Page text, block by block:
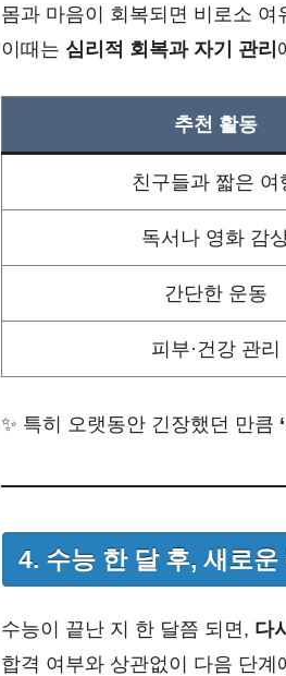
몸과 마음이 회복되면 비로소 여
이때는 심리적 회복과 자기 관리
추천 활동
친구들과 짧은 여
독서나 영화 감
간단한 운동
피부·건강 관리
✨ 특히 오랫동안 긴장했던 만큼
4. 수능 한 달 후, 새로운
수능이 끝난 지 한 달쯤 되면, 다
합격 여부와 상관없이 다음 단